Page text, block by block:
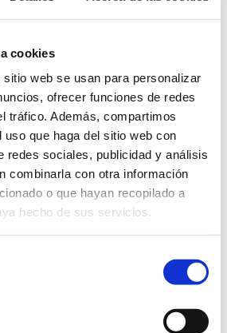
cookies
web se usan para personalizar
ofrecer funciones de redes
tráfico. Además, compartimos
uso que haga del sitio web con
redes sociales, publicidad y análisis
combinarla con otra información
o que hayan recopilado a
hecho de sus servicios.
es un material
su producción, sino que
activamente en la
la cantidad de Co2 en la
Umbelco
maderas de origen
certificados FSC y PEFC.
barato?
de madera de buena
De las otras,